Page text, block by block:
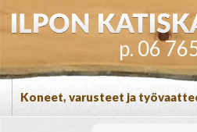
p. 06
Koneet, varusteet ja